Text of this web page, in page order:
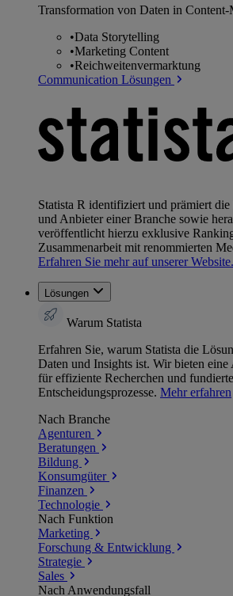
Transformation von Daten in
•Data Storytelling
•Marketing Content
•Reichweitenvermarktung
Communication Lösungen
Statista R identifiziert und prämiert die
und Anbieter einer Branche sowie
veröffentlicht hierzu exklusive
Zusammenarbeit mit renommierten
Erfahren Sie mehr auf unserer Website.
Lösungen
Warum Statista
Erfahren Sie, warum Statista die
Daten und Insights ist. Wir bieten
für effiziente Recherchen und fundierte
Entscheidungsprozesse. Mehr erfahren
Nach Branche
Agenturen
Beratungen
Bildung
Konsumgüter
Finanzen
Technologie
Nach Funktion
Marketing
Forschung & Entwicklung
Strategie
Sales
Nach Anwendungsfall